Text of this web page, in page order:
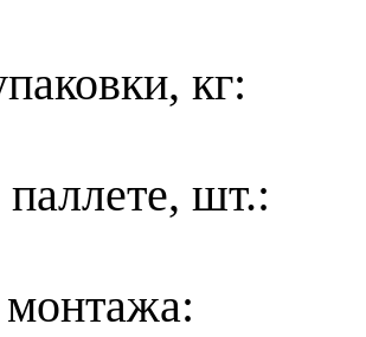
кг:
шт.: